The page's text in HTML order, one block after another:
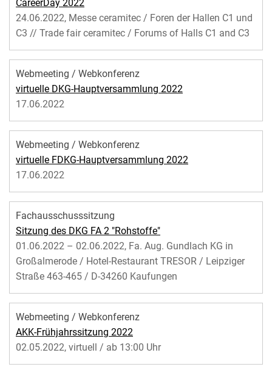
CareerDay 2022
24.06.2022, Messe ceramitec / Foren der Hallen C1 und
C3 // Trade fair ceramitec / Forums of Halls C1 and C3
Webmeeting / Webkonferenz
virtuelle DKG-Hauptversammlung 2022
17.06.2022
Webmeeting / Webkonferenz
virtuelle FDKG-Hauptversammlung 2022
17.06.2022
Fachausschusssitzung
Sitzung des DKG FA 2 "Rohstoffe"
01.06.2022 – 02.06.2022, Fa. Aug. Gundlach KG in
Großalmerode / Hotel-Restaurant TRESOR / Leipziger
Straße 463-465 / D-34260 Kaufungen
Webmeeting / Webkonferenz
AKK-Frühjahrssitzung 2022
02.05.2022, virtuell / ab 13:00 Uhr